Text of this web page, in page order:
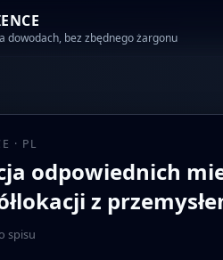
dowodach, bez zbędnego żargonu
· PL
odpowiednich
z
spisu